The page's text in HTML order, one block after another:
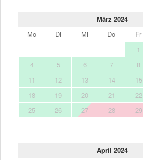
März 2024
Mo
Di Mi Do Fr
1
4
5 6 7 8
11
12 13 14 15
18
19 20 21 22
25
26 27 28 29
April 2024